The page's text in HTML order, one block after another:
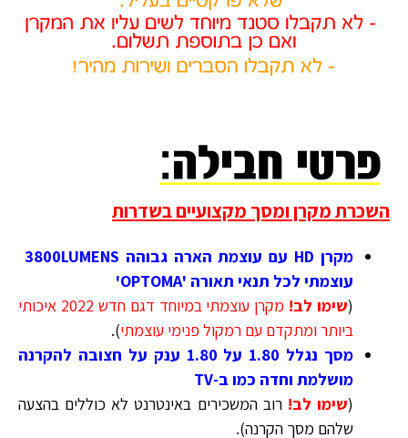
השכרת מקרן ומסך מקצועיים בשדרות
עוצמתי לכל תנאי תאורה 'OPTOMA'
(שימו לב!
מקרן עוצמתי במיוחד דגם חדש 2022 איכותי
ביותר ומתקדם עם רמקול פנימי עוצמתי).
מסך נגלל 1.80 על 1.80 ענק על חצובה להקרנה
מושלמת וחדה כמו ב-TV
(שימו לב! רוב המשכירים באינטרנט לא כוללים בהצעה
שלהם מסך הקרנה)
.